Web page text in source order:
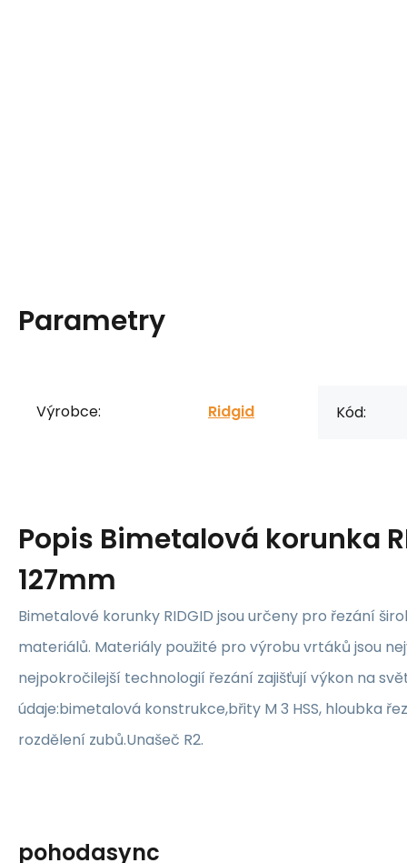
Parametry
Výrobce: Ridgid Kód:
Popis Bimetalová korunka
127mm
Bimetalové korunky RIDGID jsou určeny pro řezání
materiálů. Materiály použité pro výrobu vrtáků jsou
nejpokročilejší technologií řezání zajišťují výkon na
údaje:bimetalová konstrukce,břity M 3 HSS, hloubka
rozdělení zubů.Unašeč R2.
pohodasync